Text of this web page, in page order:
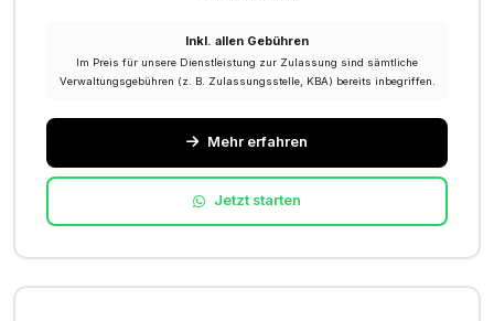
Inkl. allen Gebühren
Im Preis für unsere Dienstleistung zur Zulassung sind sämtliche
Verwaltungsgebühren (z. B. Zulassungsstelle, KBA) bereits inbegriffen.
Mehr erfahren
Jetzt starten